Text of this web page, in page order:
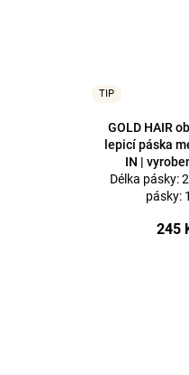
TIP
GOLD HAIR
lepicí páska
IN |
Délka pásky:
pásky:
245